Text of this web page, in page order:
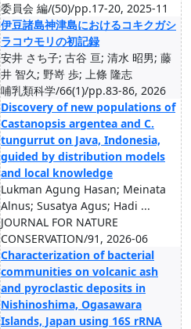
委員会 編/(50)/pp.17-20, 2025-11
伊豆諸島神津島におけるコキクガシ
ラコウモリの初記録
安井 さち子; 古谷 亘; 清水 昭男; 藤
井 智久; 野嵜 歩; 上條 隆志
哺乳類科学/66(1)/pp.83-86, 2026
Discovery of new populations of
Castanopsis argentea and C.
tungurrut on Java, Indonesia,
guided by distribution models
and local knowledge
Lukman Agung Hasan; Meinata
Alnus; Susatya Agus; Hadi ...
JOURNAL FOR NATURE
CONSERVATION/91, 2026-06
Characterization of bacterial
communities on volcanic ash
and pyroclastic deposits in
Nishinoshima, Ogasawara
Islands, Japan using 16S rRNA